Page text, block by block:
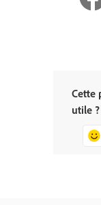
Cette
utile ?